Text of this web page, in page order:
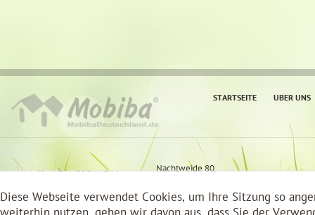
Diese Webseite verwendet Cookies, um Ihre Sitzung so
STARTSEITE UBER UNS
Mobil:+49 (176) 32361311
Nachtweide 80,